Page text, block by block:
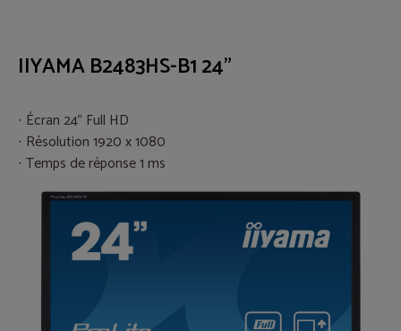
IIYAMA B2483HS-B1 24"
Écran 24" Full HD
Résolution 1920 x 1080
Temps de réponse 1 ms